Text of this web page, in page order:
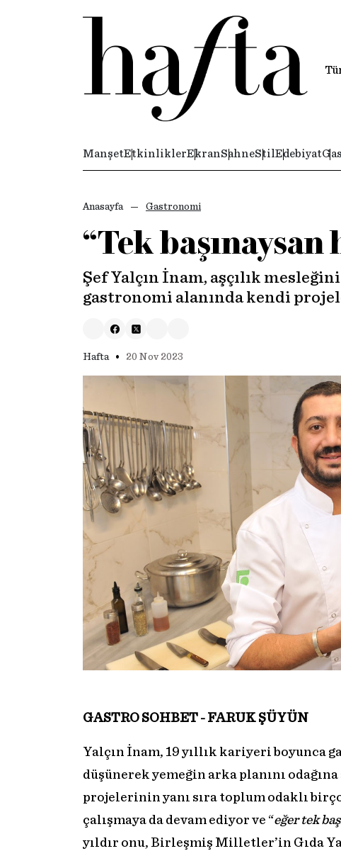
ManşetEtkinliklerEkranSahneStil Edebiyat
Anasayfa Gastronomi
“Tek
Şef Yalçın İnam, aşçılık
gastronomi alanında kendi
Hafta • 20 Nov 2023
GASTRO SOHBET - FARUK ŞÜYÜN
Yalçın İnam, 19 yıllık kariyeri
düşünerek yemeğin arka planını
projelerinin yanı sıra toplum odaklı
çalışmaya da devam ediyor ve “eğer tek
yıldır onu, Birleşmiş Milletler’in Gıda